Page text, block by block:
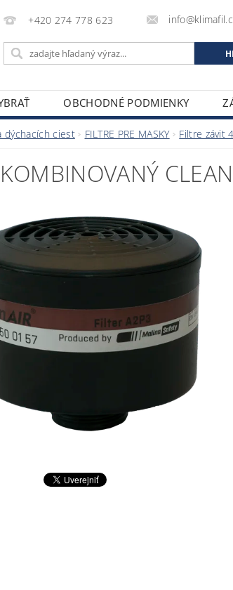
+420 274 778 623
OBCHODNÉ PODMIENKY
dýchacích ciest FILTRE PRE MASKY Filtre závit